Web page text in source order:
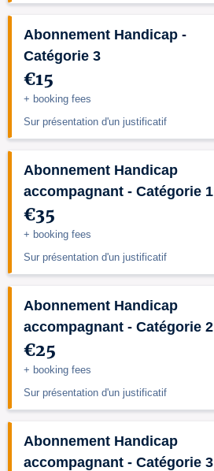
Abonnement Handicap -
Catégorie 3
€15
+ booking fees
Sur présentation d'un justificatif
Abonnement Handicap
accompagnant - Catégorie 1
€35
+ booking fees
Sur présentation d'un justificatif
Abonnement Handicap
accompagnant - Catégorie 2
€25
+ booking fees
Sur présentation d'un justificatif
Abonnement Handicap
accompagnant - Catégorie 3